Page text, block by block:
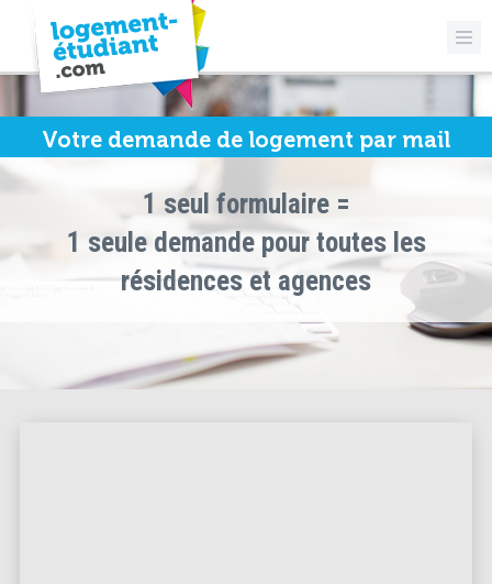
Votre demande de logement par mail
1 seul formulaire =
1 seule demande pour toutes les
résidences et agences